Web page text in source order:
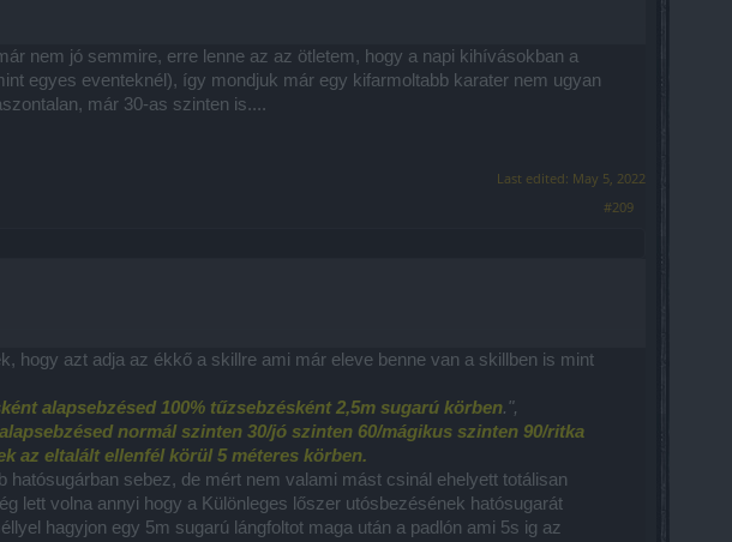
nem jó semmire, erre lenne az az ötletem, hogy a napi kihívásokban a
egyes eventeknél), így mondjuk már egy kifarmoltabb karater nem ugyan
már 30-as szinten is....
Last edited: May 5, 2022
#209
hogy azt adja az ékkő a skillre ami már eleve benne van a skillben is mint
alapsebzésed 100% tűzsebzésként 2,5m sugarú körben.",
normál szinten 30/jó szinten 60/mágikus szinten 90/ritka
az eltalált ellenfél körül 5 méteres körben.
sebez, de mért nem valami mást csinál ehelyett totálisan
lett volna annyi hogy a Különleges lőszer utósbezésének hatósugarát
hagyjon egy 5m sugarú lángfoltot maga után a padlón ami 5s ig az